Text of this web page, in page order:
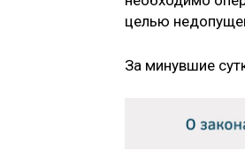
целью
За минувшие